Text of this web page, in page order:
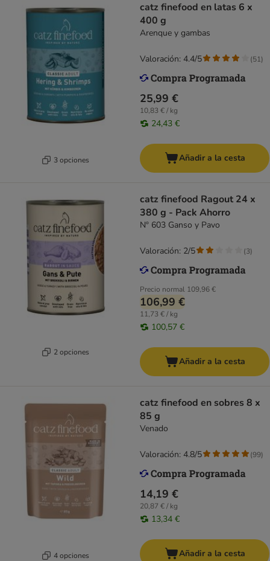
3 opciones
catz finefood en latas 6 x
400 g
Arenque y gambas
25,99 €
10,83 € / kg
24,43 €
Valoración: 4.4/5 (51)
Añadir a la cesta
2 opciones
catz finefood Ragout 24 x
380 g - Pack Ahorro
Nº 603 Ganso y Pavo
Precio normal 109,96 €
106,99 €
11,73 € / kg
100,57 €
Valoración: 2/5 (3)
Añadir a la cesta
4 opciones
catz finefood en sobres 8 x
85 g
Venado
14,19 €
20,87 € / kg
13,34 €
Valoración: 4.8/5 (99)
Añadir a la cesta